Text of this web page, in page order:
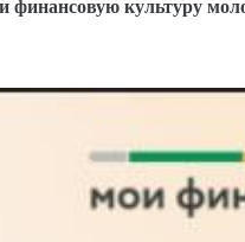
финансовую культуру